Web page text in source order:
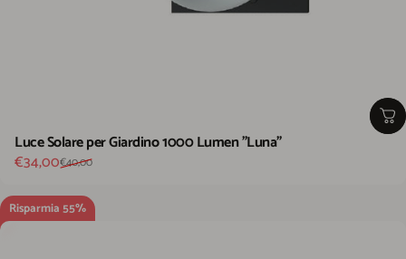
Luce Solare per Giardino 1000 Lumen "Luna"
Prezzo scontato
€34,00
Prezzo di listino
€40,00
Risparmia 55%